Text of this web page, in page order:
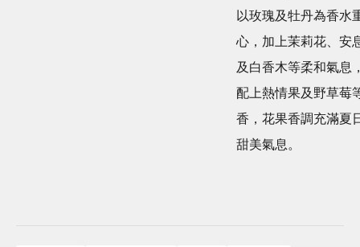
以玫瑰及牡丹為香水
心，加上茉莉花、安
及白香木等柔和氣息
配上熱情果及野草莓
香，花果香調充滿夏
甜美氣息。